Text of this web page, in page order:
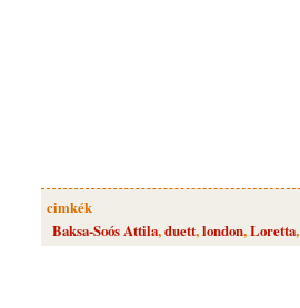
cimkék
Baksa-Soós Attila,duett,london,Loretta